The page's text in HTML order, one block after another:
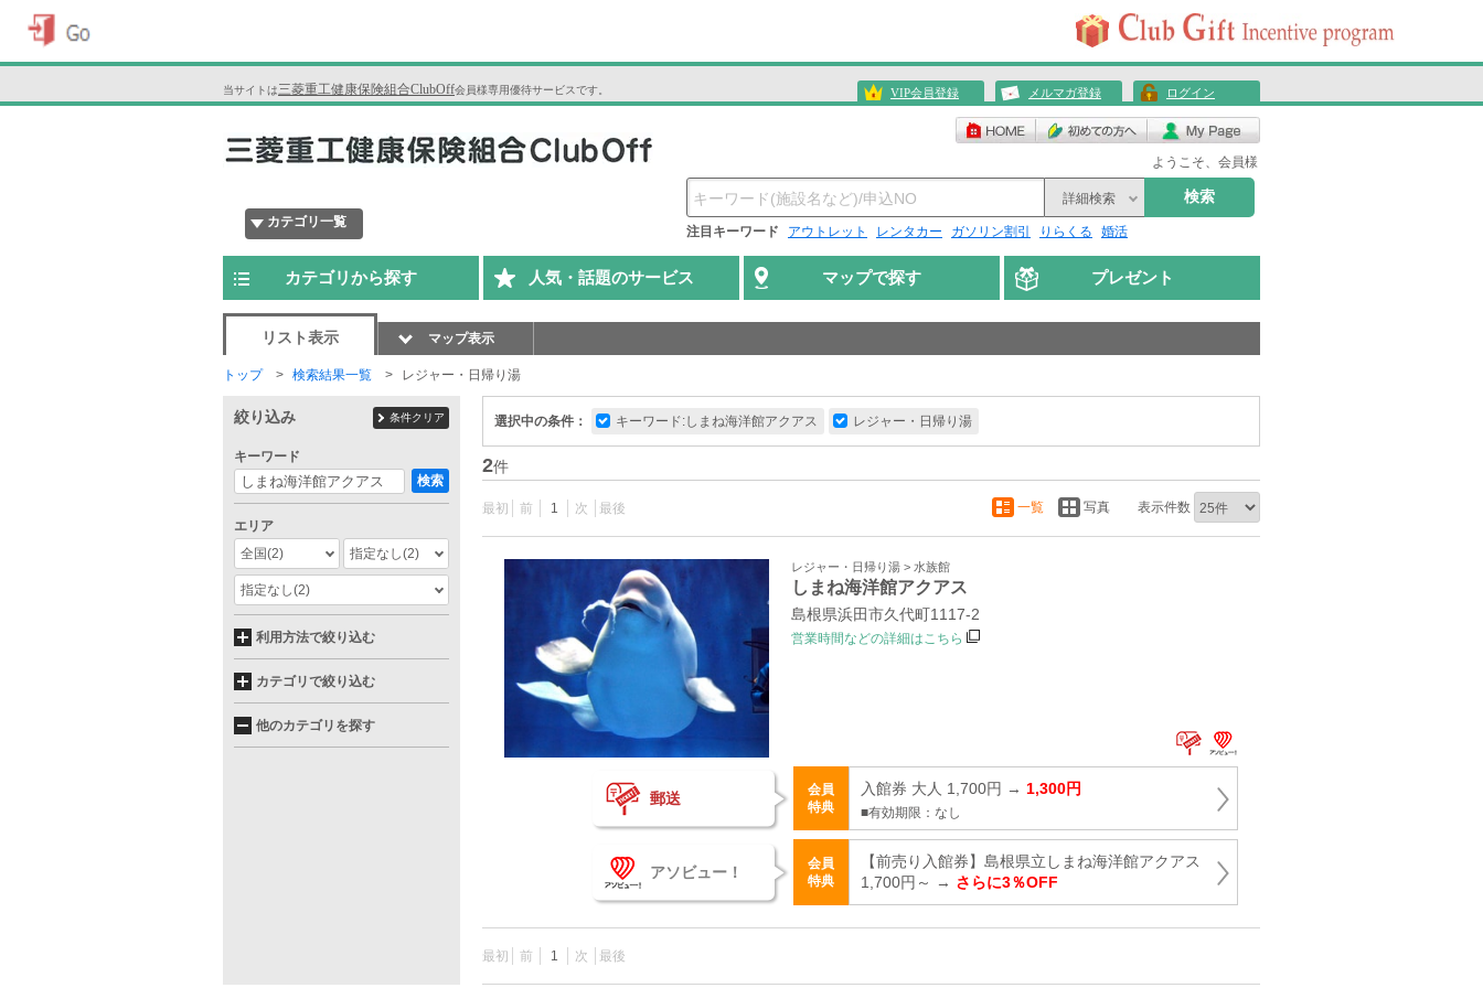
当サイトは三菱重工健康保険組合ClubOff会員様専用優待サービスです。 VIP会員登録 メルマガ登録 ログイン
ようこそ、会員様
カテゴリ一覧
詳細検索 検索
注目キーワード アウトレット レンタカー ガソリン割引 りらくる 婚活
カテゴリから探す 人気・話題のサービス マップで探す プレゼント
リスト表示 マップ表示
トップ 検索結果一覧 レジャー・日帰り湯
選択中の条件： キーワード:しまね海洋館アクアス レジャー・日帰り湯
2件
最初 前 1 次 最後 一覧 写真 表示件数
レジャー・日帰り湯 > 水族館
しまね海洋館アクアス
島根県浜田市久代町1117‐2
営業時間などの詳細はこちら
郵送
会員
特典
入館券 大人 1,700円 → 1,300円
■有効期限：なし
アソビュー！
会員
特典
【前売り入館券】島根県立しまね海洋館アクアス
1,700円～ → さらに3％OFF
最初 前 1 次 最後
絞り込み 条件クリア
キーワード
検索
エリア
全国(2) 指定なし(2)
指定なし(2)
利用方法で絞り込む
カテゴリで絞り込む
他のカテゴリを探す